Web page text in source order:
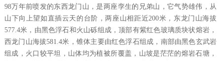
98万年前喷发的东西龙门山，是两座孪生的兄弟山，它气势雄伟，从
山下向上望如直插云天的台阶，两座山相距近200米，东龙门山海拔
577.4米，由黑色浮石和火山砾组成，顶部有紫红色玻璃质块状熔岩，
西龙门山海拔581.4米，锥体主要由红色浮石组成，南部由黑色玄武岩
组成，火口较平坦，山体均为植被所覆盖，山坡是茫茫的熔岩石塘，